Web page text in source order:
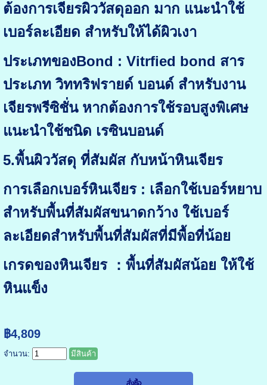
ต้องการเจียรผิววัสดุออก มาก แนะนำใช้
เบอร์ละเอียด สำหรับให้ได้ผิวเงา
ประเภทของBond : Vitrfied bond สาร
ประเภท วิททริฟรายด์ บอนด์ สำหรับงาน
เจียรพรีซิชั่น หากต้องการใช้รอบสูงพิเศษ
แนะนำใช้ชนิด เรซินบอนด์
5.พื้นผิววัสดุ ที่สัมผัส กับหน้าหินเจียร
การเลือกเบอร์หินเจียร : เลือกใช้เบอร์หยาบ
สำหรับพื้นที่สัมผัสขนาดกว้าง ใช้เบอร์
ละเอียดสำหรับพื้นที่สัมผัสที่มีพื้อที่น้อย
เกรดของหินเจียร ：พื้นที่สัมผัสน้อย ให้ใช้
หินแข็ง
฿4,809
จำนวน: มีสินค้า